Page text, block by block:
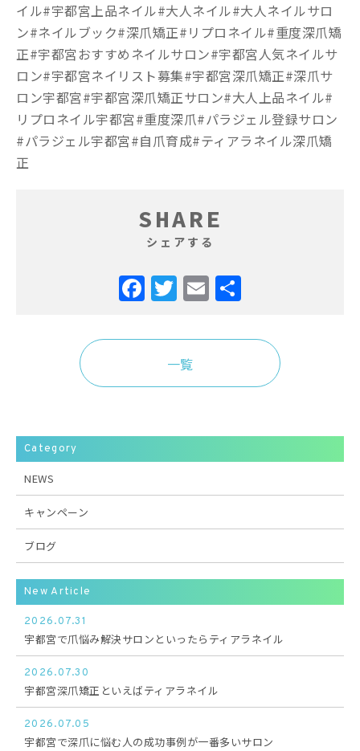
イル#宇都宮上品ネイル#大人ネイル#大人ネイルサロ
ン#ネイルブック#深爪矯正#リプロネイル#重度深爪矯
正#宇都宮おすすめネイルサロン#宇都宮人気ネイルサ
ロン#宇都宮ネイリスト募集#宇都宮深爪矯正#深爪サ
ロン宇都宮#宇都宮深爪矯正サロン#大人上品ネイル#
リプロネイル宇都宮#重度深爪#パラジェル登録サロン
#パラジェル宇都宮#自爪育成#ティアラネイル深爪矯
正
SHARE
シェアする
Facebook
Twitter
Email
一覧
Category
NEWS
キャンペーン
ブログ
New Article
2026.07.31
宇都宮で爪悩み解決サロンといったらティアラネイル
2026.07.30
宇都宮深爪矯正といえばティアラネイル
2026.07.05
宇都宮で深爪に悩む人の成功事例が一番多いサロン